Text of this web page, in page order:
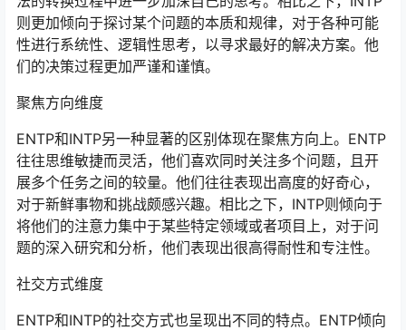
则更加倾向于探讨某个问题的本质和规律，对于各种可能
性进行系统性、逻辑性思考，以寻求最好的解决方案。他
们的决策过程更加严谨和谨慎。
聚焦方向维度
ENTP和INTP另一种显著的区别体现在聚焦方向上。ENTP
往往思维敏捷而灵活，他们喜欢同时关注多个问题，且开
展多个任务之间的较量。他们往往表现出高度的好奇心，
对于新鲜事物和挑战颇感兴趣。相比之下，INTP则倾向于
将他们的注意力集中于某些特定领域或者项目上，对于问
题的深入研究和分析，他们表现出很高得耐性和专注性。
社交方式维度
ENTP和INTP的社交方式也呈现出不同的特点。ENTP倾向